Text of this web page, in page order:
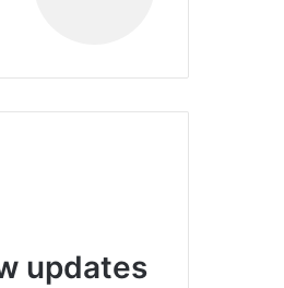
updates!